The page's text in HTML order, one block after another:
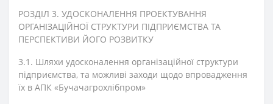
РОЗДІЛ 3. УДОСКОНАЛЕННЯ ПРОЕКТУВАННЯ
ОРГАНІЗАЦІЙНОЇ СТРУКТУРИ ПІДПРИЄМСТВА ТА
ПЕРСПЕКТИВИ ЙОГО РОЗВИТКУ
3.1. Шляхи удосконалення організаційної структури
підприємства, та можливі заходи щодо впровадження
їх в АПК «Бучачагрохлібпром»